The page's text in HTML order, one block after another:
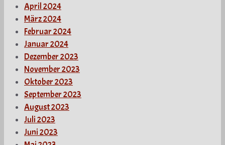
April 2024
März 2024
Februar 2024
Januar 2024
Dezember 2023
November 2023
Oktober 2023
September 2023
August 2023
Juli 2023
Juni 2023